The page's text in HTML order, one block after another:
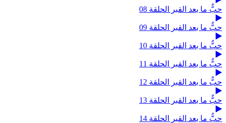
حبٌّ ما بعد القبر الحلقة 08
حبٌّ ما بعد القبر الحلقة 09
حبٌّ ما بعد القبر الحلقة 10
حبٌّ ما بعد القبر الحلقة 11
حبٌّ ما بعد القبر الحلقة 12
حبٌّ ما بعد القبر الحلقة 13
حبٌّ ما بعد القبر الحلقة 14